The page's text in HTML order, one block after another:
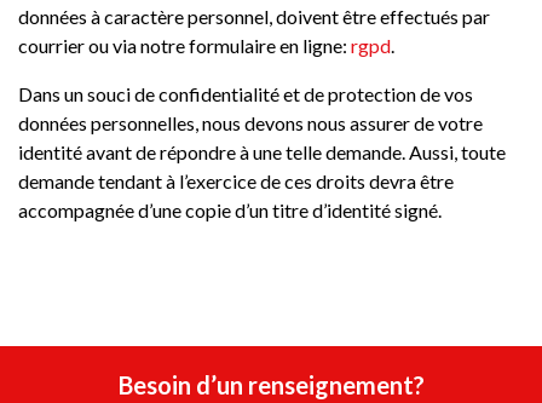
données à caractère personnel, doivent être effectués par
courrier ou via notre formulaire en ligne: rgpd.
Dans un souci de confidentialité et de protection de vos
données personnelles, nous devons nous assurer de votre
identité avant de répondre à une telle demande. Aussi, toute
demande tendant à l’exercice de ces droits devra être
accompagnée d’une copie d’un titre d’identité signé.
Besoin d’un renseignement?